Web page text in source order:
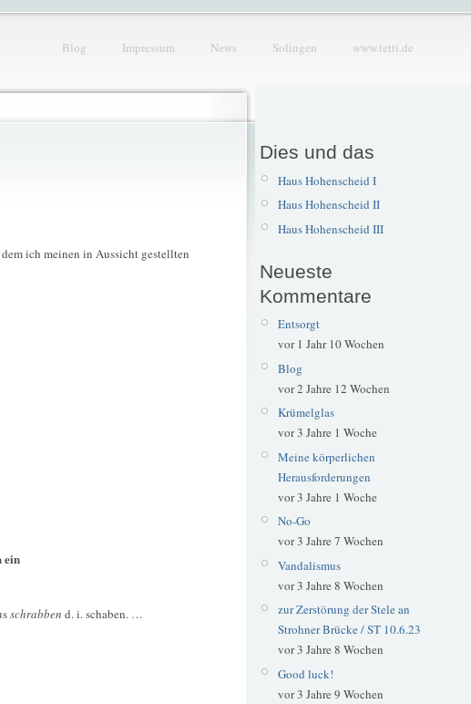
Blog Impressum News Solingen www.tetti.de
ich meinen in Aussicht gestellten
ein
schrabben d. i. schaben. …
Dies und das
Haus Hohenscheid I
Haus Hohenscheid II
Haus Hohenscheid III
Neueste
Kommentare
Entsorgt
vor 1 Jahr 10 Wochen
Blog
vor 2 Jahre 12 Wochen
Krümelglas
vor 3 Jahre 1 Woche
Meine körperlichen
Herausforderungen
vor 3 Jahre 1 Woche
No-Go
vor 3 Jahre 7 Wochen
Vandalismus
vor 3 Jahre 8 Wochen
zur Zerstörung der Stele an
Strohner Brücke / ST 10.6.23
vor 3 Jahre 8 Wochen
Good luck!
vor 3 Jahre 9 Wochen